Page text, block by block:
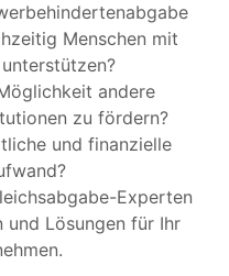
Menschen mit
andere
zu fördern?
und finanzielle
Experten
Lösungen für Ihr